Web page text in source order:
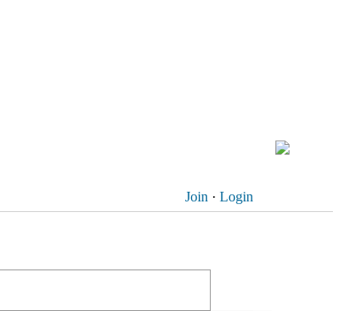
Join · Login